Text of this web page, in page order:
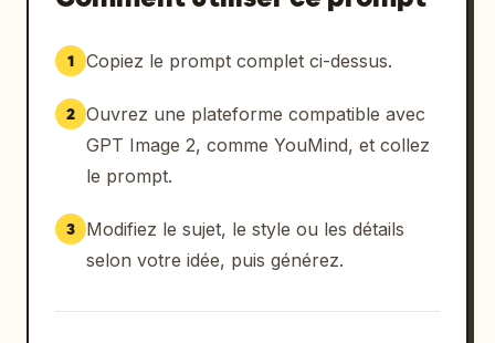
1 Copiez le prompt complet ci-dessus.
2 Ouvrez une plateforme compatible avec
GPT Image 2, comme YouMind, et collez
le prompt.
3
Modifiez le sujet, le style ou les détails
selon votre idée, puis générez.